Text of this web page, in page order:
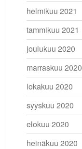
helmikuu 2021
tammikuu 2021
joulukuu 2020
marraskuu 2020
lokakuu 2020
syyskuu 2020
elokuu 2020
heinäkuu 2020